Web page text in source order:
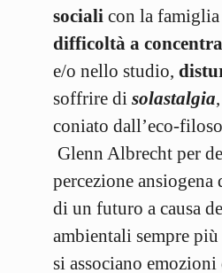
sociali con la
difficoltà a
e/o nello studio,
soffrire di solastalgia
coniato dall’eco-
Glenn Albrecht per
percezione ansiogena
di un futuro a causa
ambientali sempre
si associano